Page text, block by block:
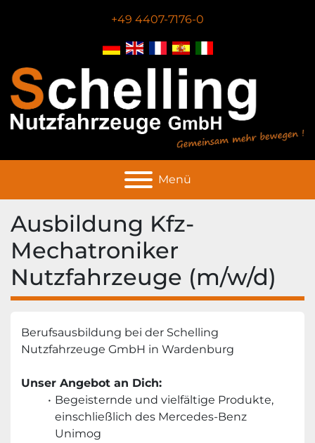
+49 4407-7176-0
Menü
Ausbildung Kfz-
Mechatroniker
Nutzfahrzeuge (m/w/d)
Berufsausbildung bei der Schelling
Nutzfahrzeuge GmbH in Wardenburg
Unser Angebot an Dich:
Begeisternde und vielfältige Produkte,
einschließlich des Mercedes-Benz
Unimog